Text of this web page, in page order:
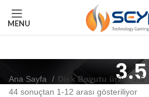
MENU
3.5
Ana Sayfa Disk Boyutu ürün
3.5
44 sonuçtan 1-12 arası gösteriliyor